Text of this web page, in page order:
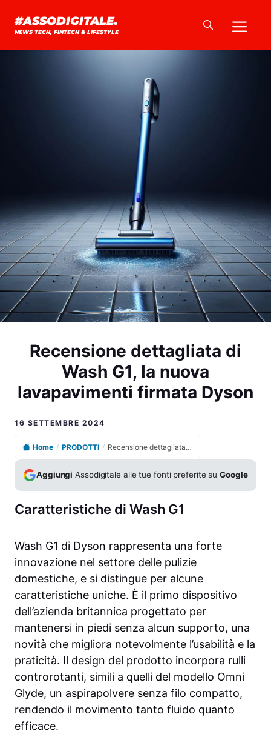
#ASSODIGITALE.
NEWS TECH, FINTECH & LIFESTYLE
Recensione dettagliata di
Wash G1, la nuova
lavapavimenti firmata Dyson
16 SETTEMBRE 2024
Home / PRODOTTI / Recensione dettagliata di Wash G1, la nuova lavapavimenti firmata Dyson
Aggiungi Assodigitale alle tue fonti preferite suGoogle
Caratteristiche di Wash G1
Wash G1 di Dyson rappresenta una forte
innovazione nel settore delle pulizie
domestiche, e si distingue per alcune
caratteristiche uniche. È il primo dispositivo
dell’azienda britannica progettato per
mantenersi in piedi senza alcun supporto, una
novità che migliora notevolmente l’usabilità e la
praticità. Il design del prodotto incorpora rulli
controrotanti, simili a quelli del modello Omni
Glyde, un aspirapolvere senza filo compatto,
rendendo il movimento tanto fluido quanto
efficace.